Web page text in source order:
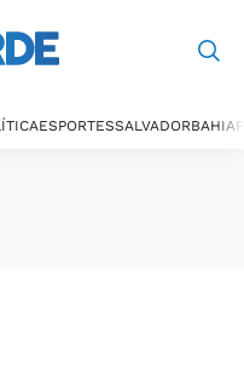
ESPORTESSALVADORBAHIA